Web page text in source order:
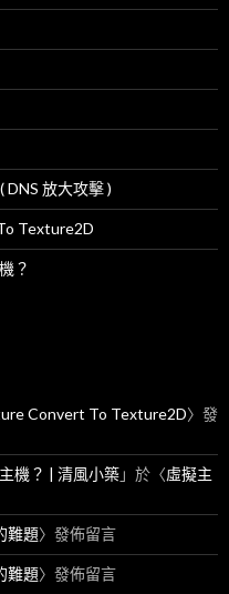
放大攻擊 )
Texture2D
？
Convert To Texture2D〉發
機？ | 清風小築」於〈虛擬主
難題〉發佈留言
難題〉發佈留言